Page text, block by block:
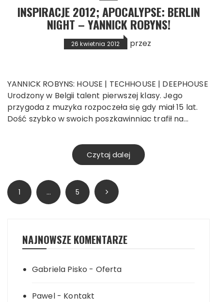
INSPIRACJE 2012; APOCALYPSE: BERLIN
NIGHT – YANNICK ROBYNS!
26 kwietnia 2012 przez
YANNICK ROBYNS: HOUSE | TECHHOUSE | DEEPHOUSE
Urodzony w Belgii talent pierwszej klasy. Jego
przygoda z muzyka rozpoczeła się gdy miał 15 lat.
Dość szybko w swoich poszkawinniac trafił na…
Czytaj dalej
Stronicowanie
wpisów
1 … 5
NAJNOWSZE KOMENTARZE
Gabriela Pisko - Oferta
Pawel- Kontakt